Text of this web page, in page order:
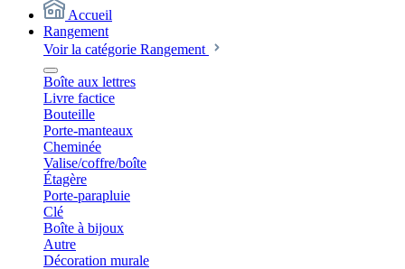
Accueil
Rangement
Voir la catégorie Rangement
Boîte aux lettres
Livre factice
Bouteille
Porte-manteaux
Cheminée
Valise/coffre/boîte
Étagère
Porte-parapluie
Clé
Boîte à bijoux
Autre
Décoration murale